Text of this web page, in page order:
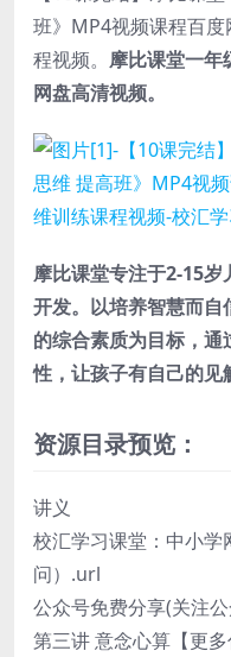
班》MP4视频课程百
程视频。 摩比课堂一年
网盘高清视频。
摩比课堂专注于2-15
开发。以培养智慧而
的综合素质为目标，
性，让孩子有自己的见
资源目录预览：
讲义
校汇学习课堂：中小
问）.url
公众号免费分享(关注
第三讲 意念心算【更